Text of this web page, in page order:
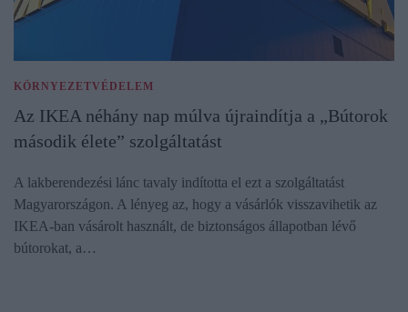
KÖRNYEZETVÉDELEM
Az IKEA néhány nap múlva újraindítja a „Bútorok
második élete” szolgáltatást
A lakberendezési lánc tavaly indította el ezt a szolgáltatást
Magyarországon. A lényeg az, hogy a vásárlók visszavihetik az
IKEA-ban vásárolt használt, de biztonságos állapotban lévő
bútorokat, a…